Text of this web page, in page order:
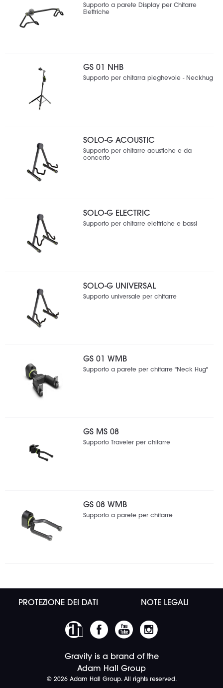
Supporto a parete Display per Chitarre
Elettriche
GS 01 NHB
Supporto per chitarra pieghevole - Neckhug
SOLO-G ACOUSTIC
Supporto per chitarre acustiche e da
concerto
SOLO-G ELECTRIC
Supporto per chitarre elettriche e bassi
SOLO-G UNIVERSAL
Supporto universale per chitarre
GS 01 WMB
Supporto a parete per chitarre "Neck Hug"
GS MS 08
Supporto Traveler per chitarre
GS 08 WMB
Supporto a parete per chitarre
PROTEZIONE DEI DATI NOTE LEGALI
Gravity is a brand of the
Adam Hall Group
© 2026 Adam Hall Group. All rights reserved.